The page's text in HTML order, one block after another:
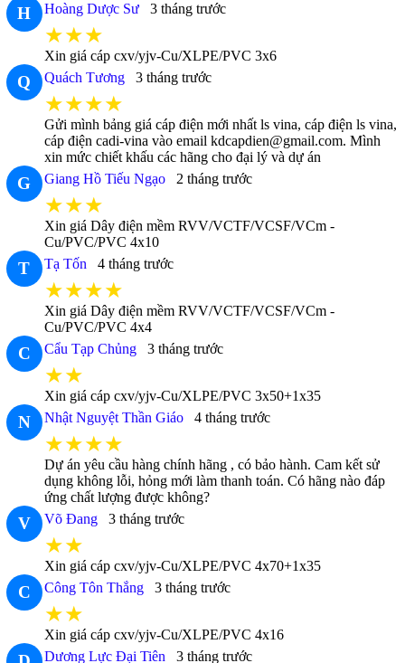
H Hoàng Dược Sư 3 tháng trước
★★★
Xin giá cáp cxv/yjv-Cu/XLPE/PVC 3x6
Q Quách Tương 3 tháng trước
★★★★
Gửi mình bảng giá cáp điện mới nhất ls vina, cáp điện ls vina,
cáp điện cadi-vina vào email kdcapdien@gmail.com. Mình
xin mức chiết khấu các hãng cho đại lý và dự án
G Giang Hồ Tiếu Ngạo 2 tháng trước
★★★
Xin giá Dây điện mềm RVV/VCTF/VCSF/VCm -
Cu/PVC/PVC 4x10
T Tạ Tốn 4 tháng trước
★★★★
Xin giá Dây điện mềm RVV/VCTF/VCSF/VCm -
Cu/PVC/PVC 4x4
C Cẩu Tạp Chủng 3 tháng trước
★★
Xin giá cáp cxv/yjv-Cu/XLPE/PVC 3x50+1x35
N Nhật Nguyệt Thần Giáo 4 tháng trước
★★★★
Dự án yêu cầu hàng chính hãng , có bảo hành. Cam kết sử
dụng không lỗi, hỏng mới làm thanh toán. Có hãng nào đáp
ứng chất lượng được không?
V Võ Đang 3 tháng trước
★★
Xin giá cáp cxv/yjv-Cu/XLPE/PVC 4x70+1x35
C Công Tôn Thắng 3 tháng trước
★★
Xin giá cáp cxv/yjv-Cu/XLPE/PVC 4x16
Dương Lực Đại Tiên 3 tháng trước